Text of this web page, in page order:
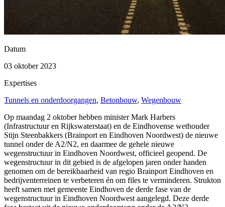
Datum
03 oktober 2023
Expertises
Tunnels en onderdoorgangen, Betonbouw, Wegenbouw
Op maandag 2 oktober hebben minister Mark Harbers
(Infrastructuur en Rijkswaterstaat) en de Eindhovense wethouder
Stijn Steenbakkers (Brainport en Eindhoven Noordwest) de nieuwe
tunnel onder de A2/N2, en daarmee de gehele nieuwe
wegenstructuur in Eindhoven Noordwest, officieel geopend. De
wegenstructuur in dit gebied is de afgelopen jaren onder handen
genomen om de bereikbaarheid van regio Brainport Eindhoven en
bedrijventerreinen te verbeteren én om files te verminderen. Strukton
heeft samen met gemeente Eindhoven de derde fase van de
wegenstructuur in Eindhoven Noordwest aangelegd. Deze derde